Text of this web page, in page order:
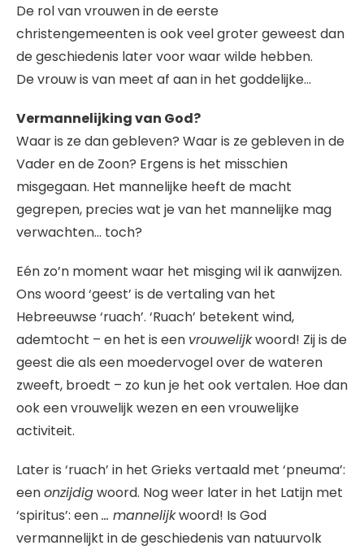
De rol van vrouwen in de eerste
christengemeenten is ook veel groter geweest dan
de geschiedenis later voor waar wilde hebben.
De vrouw is van meet af aan in het goddelijke…
Vermannelijking van God?
Waar is ze dan gebleven? Waar is ze gebleven in de
Vader en de Zoon? Ergens is het misschien
misgegaan. Het mannelijke heeft de macht
gegrepen, precies wat je van het mannelijke mag
verwachten… toch?
Eén zo’n moment waar het misging wil ik aanwijzen.
Ons woord ‘geest’ is de vertaling van het
Hebreeuwse ‘ruach’. ‘Ruach’ betekent wind,
ademtocht – en het is een vrouwelijkwoord! Zij is de
geest die als een moedervogel over de wateren
zweeft, broedt – zo kun je het ook vertalen. Hoe dan
ook een vrouwelijk wezen en een vrouwelijke
activiteit.
Later is ‘ruach’ in het Grieks vertaald met ‘pneuma’:
eenonzijdigwoord. Nog weer later in het Latijn met
‘spiritus’: een… mannelijkwoord! Is God
vermannelijkt in de geschiedenis van natuurvolk